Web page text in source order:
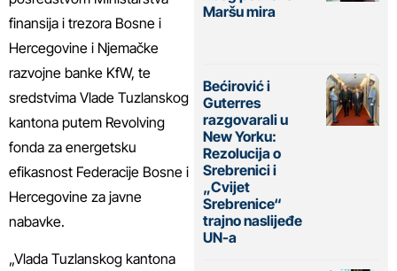
finansija i trezora Bosne i
Hercegovine i Njemačke
razvojne banke KfW, te
sredstvima Vlade Tuzlanskog
kantona putem Revolving
fonda za energetsku
efikasnost Federacije Bosne i
Hercegovine za javne
nabavke.
„Vlada Tuzlanskog kantona
Maršu mira
Bećirović i
Guterres
razgovarali u
New Yorku:
Rezolucija o
Srebrenici i
„Cvijet
Srebrenice“
trajno naslijeđe
UN-a